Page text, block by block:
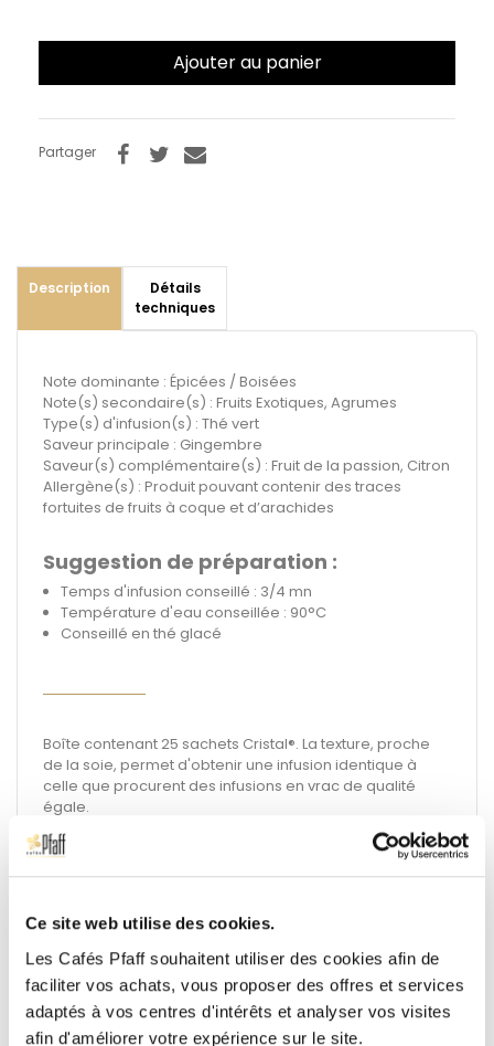
Ce site web utilise des cookies.
Les Cafés Pfaff souhaitent utiliser des cookies afin de
faciliter vos achats, vous proposer des offres et services
adaptés à vos centres d'intérêts et analyser vos visites
afin d'améliorer votre expérience sur le site.
Ajouter au panier
Partager
Description
Détails
techniques
Note dominante : Épicées / Boisées
Note(s) secondaire(s) : Fruits Exotiques, Agrumes
Type(s) d'infusion(s) : Thé vert
Saveur principale : Gingembre
Saveur(s) complémentaire(s) : Fruit de la passion, Citron
Allergène(s) : Produit pouvant contenir des traces
fortuites de fruits à coque et d’arachides
Suggestion de préparation :
Temps d'infusion conseillé : 3/4 mn
Température d'eau conseillée : 90°C
Conseillé en thé glacé
Boîte contenant 25 sachets Cristal®. La texture, proche
de la soie, permet d'obtenir une infusion identique à
celle que procurent des infusions en vrac de qualité
égale.
DLUO conseillée de 30 mois
Description
Détails
techniques